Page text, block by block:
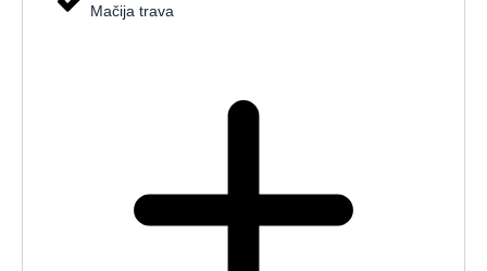
Mačija trava